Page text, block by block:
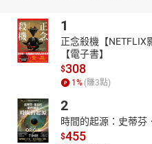
1
正念殺機【NETFLIX
【電子書】
$308
1% (賺3點)
2
時間的起源：史蒂芬
$455